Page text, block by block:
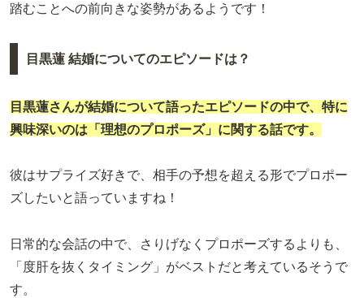
踏むことへの前向きな姿勢があるようです！
目黒蓮 結婚についてのエピソードは？
目黒蓮さんが結婚について語ったエピソードの中で、特に
興味深いのは「理想のプロポーズ」に関する話です。
彼はサプライズ好きで、相手の予想を超える形でプロポー
ズしたいと語っていますね！
日常的な会話の中で、さりげなくプロポーズするよりも、
「度肝を抜くタイミング」がベストだと考えているそうで
す。